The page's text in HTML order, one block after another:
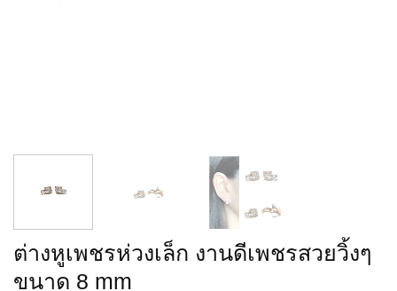
ต่างหูเพชรห่วงเล็ก งานดีเพชรสวยวิ้งๆ
ขนาด 8 mm